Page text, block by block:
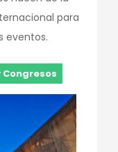
para
eventos.